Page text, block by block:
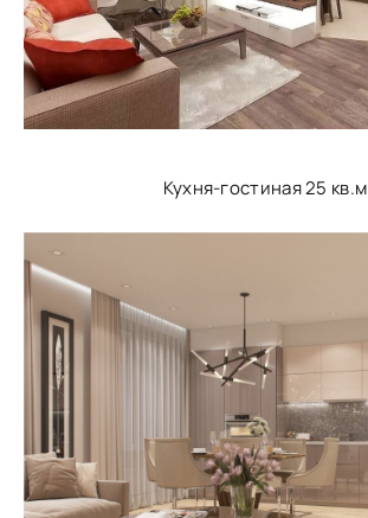
Кухня-гостиная 25 кв.м